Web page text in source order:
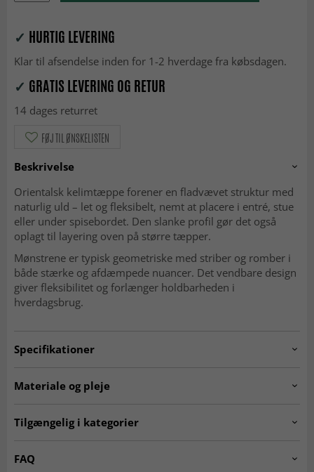
✓ HURTIG LEVERING
Klar til afsendelse inden for 1-2 hverdage fra købsdagen.
✓ GRATIS LEVERING OG RETUR
14 dages returret
FØJ TIL ØNSKELISTEN
Beskrivelse
Orientalsk kelimtæppe forener en fladvævet struktur med
naturlig uld – let og fleksibelt, nemt at placere i entré, stue
eller under spisebordet. Den slanke profil gør det også
oplagt til layering oven på større tæpper.
Mønstrene er typisk geometriske med striber og romber i
både stærke og afdæmpede nuancer. Det vendbare design
giver fleksibilitet og forlænger holdbarheden i
hverdagsbrug.
Specifikationer
Vævning
Materiale og pleje
Materiale
Uld
Tilgængelig i kategorier
FAQ